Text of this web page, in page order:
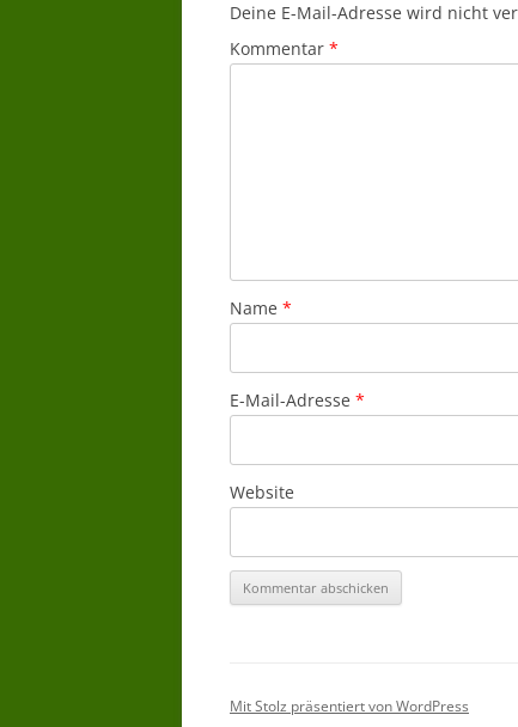
Deine E-Mail-Adresse wird nicht
Kommentar *
Name *
E-Mail-Adresse *
Website
Mit Stolz präsentiert von WordPress